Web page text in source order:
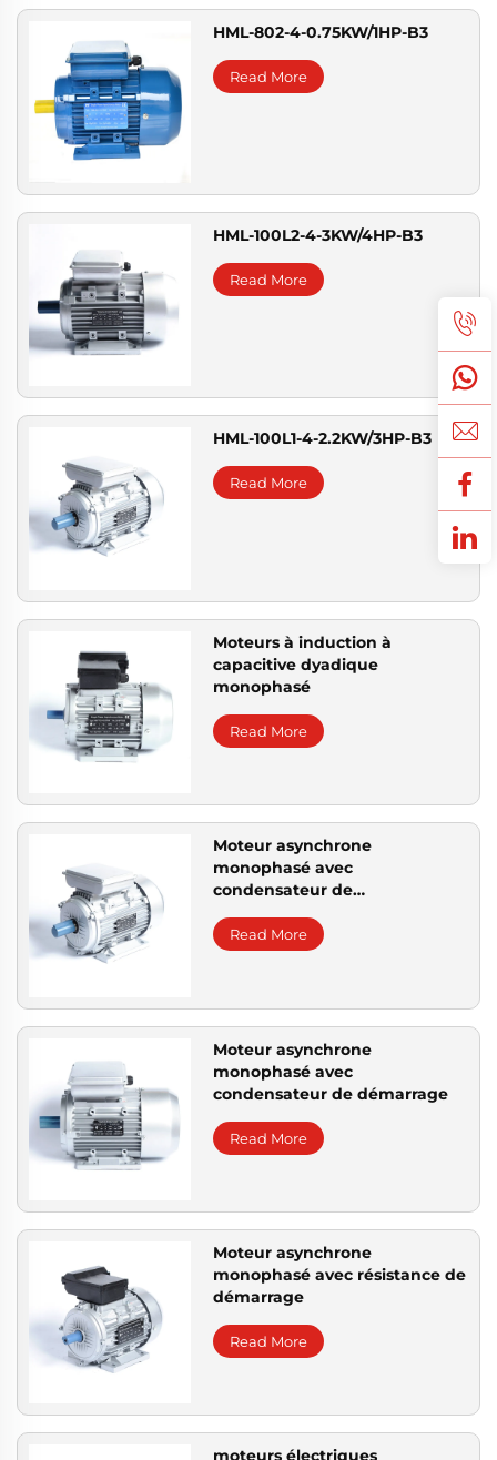
HML-802-4-0.75KW/1HP-B3
Read More
HML-100L2-4-3KW/4HP-B3
Read More
HML-100L1-4-2.2KW/3HP-B3
Read More
Moteurs à induction à
capacitive dyadique
monophasé
Read More
Moteur asynchrone
monophasé avec
condensateur de
Read More
Moteur asynchrone
monophasé avec
condensateur de démarrage
Read More
Moteur asynchrone
monophasé avec résistance de
démarrage
Read More
moteurs électriques